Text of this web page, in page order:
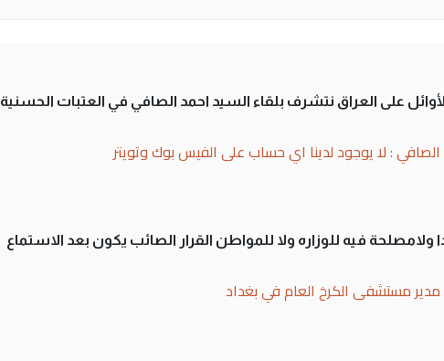
على العراق نتشرف بلقاء السيد احمد الصافي في العتبات الحسنية
: لا يوجود لدينا اي حساب على الفيس بوك وتويتر
فيه للوزاره ولا للمواطن القرار الصائب يكون بعد الاستماع
مستشفى الكرخ العام في بغداد